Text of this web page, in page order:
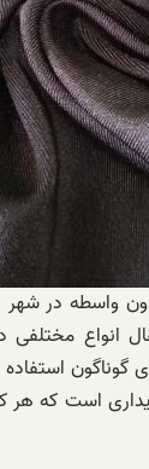
واسطه در
انواع مختلفی
گوناگون
است که